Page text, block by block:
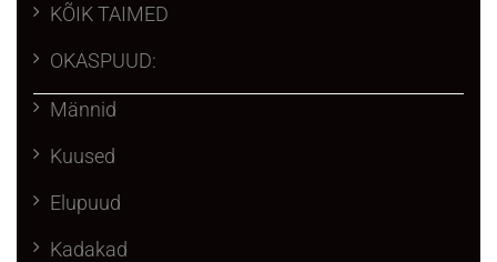
KÕIK TAIMED
OKASPUUD:
Männid
Kuused
Elupuud
Kadakad